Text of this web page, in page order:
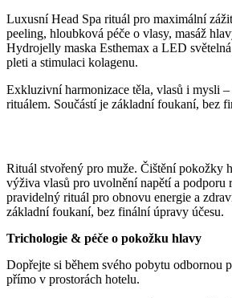
Luxusní Head Spa rituál pro maximální
peeling, hloubková péče o vlasy, masáž
Hydrojelly maska Esthemax a LED
pleti a stimulaci kolagenu.
Exkluzivní harmonizace těla, vlasů i mysli –
rituálem. Součástí je základní foukaní, bez
Rituál stvořený pro muže. Čištění pokožky
výživa vlasů pro uvolnění napětí a podporu
pravidelný rituál pro obnovu energie a
základní foukaní, bez finální úpravy účesu.
Trichologie & péče o pokožku hlavy
Dopřejte si během svého pobytu odbornou
přímo v prostorách hotelu.